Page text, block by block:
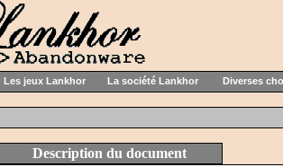
Les jeux Lankhor La société Lankhor Diverses
Description du document